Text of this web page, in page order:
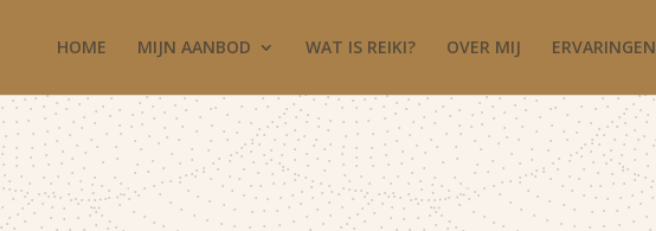
HOME MIJN AANBOD WAT IS REIKI? OVER MIJ ERVARINGEN